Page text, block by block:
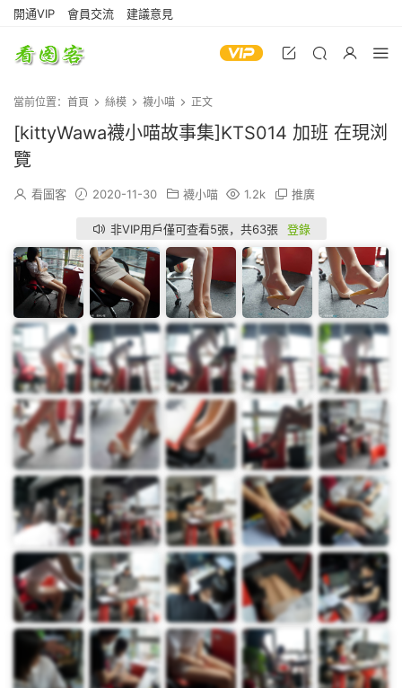
開通VIP 會員交流 建議意見
當前位置： 首頁 絲模 襪小喵 正文
[kittyWawa襪小喵故事集]KTS014 加班 在現浏
覽
看圖客 2020-11-30 襪小喵 1.2k 推廣
非VIP用戶僅可查看5張，共63張 登錄